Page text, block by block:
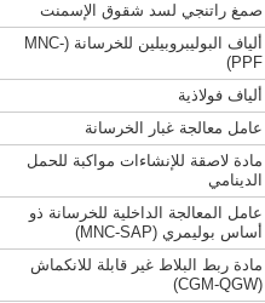
صمغ راتنجي لسد شقوق الإسمنت
ألياف البوليبروبيلين للخرسانة (MNC-
PPF)
ألياف فولاذية
عامل معالجة غبار الخرسانة
مادة لاصقة للإنشاءات مواكبة للحمل
الدينامي
عامل المعالجة الداخلية للخرسانة ذو
أساس بوليمري (MNC-SAP)
مادة ربط البلاط غير قابلة للانكماش
(CGM-QGW)